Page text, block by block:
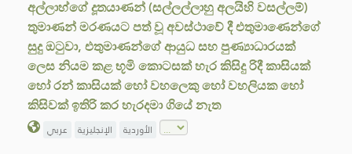
අල්ලාහ්ගේ දූතයාණන් (සල්ලල්ලාහු අලයිහි වසල්ලම්)
තුමාණන් මරණයට පත් වූ අවස්ථාවේ දී එතුමාණෙන්ගේ
සුදු ඔටුවා, එතුමාණන්ගේ ආයුධ සහ පුණ්‍යාධාරයක්
ලෙස නියම කළ භූමි කොටසක් හැර කිසිදු රිදී කාසියක්
හෝ රන් කාසියක් හෝ වහලෙකු හෝ වහලියක හෝ
කිසිවක් ඉතිරි කර හැරදමා ගියේ නැත
عربي الإنجليزية الأوردية